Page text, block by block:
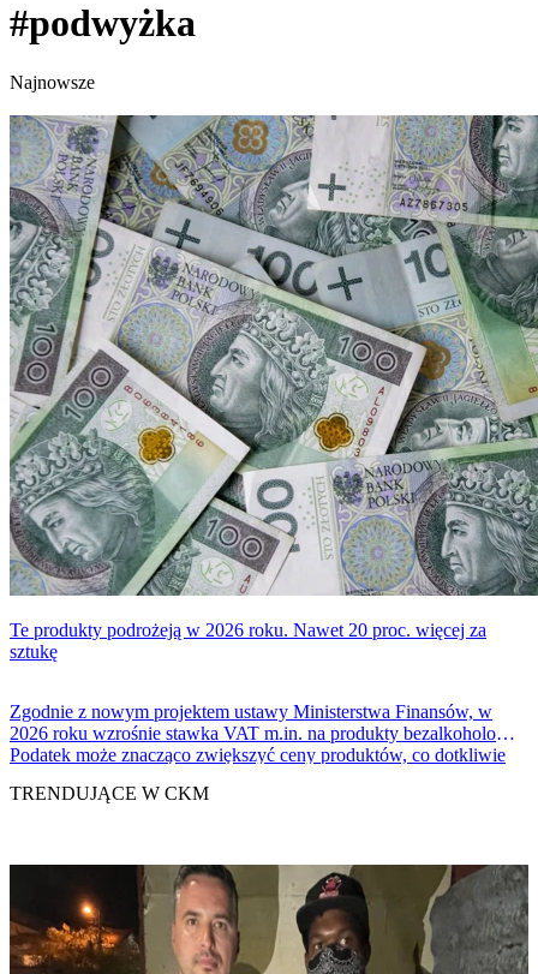
#podwyżka
Najnowsze
Te produkty podrożeją w 2026 roku. Nawet 20 proc. więcej za
sztukę
Zgodnie z nowym projektem ustawy Ministerstwa Finansów, w
2026 roku wzrośnie stawka VAT m.in. na produkty bezalkoholowe.
Podatek może znacząco zwiększyć ceny produktów, co dotkliwie
TRENDUJĄCE W CKM